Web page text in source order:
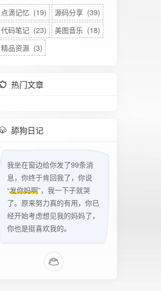
点滴记忆 (19)
源码分享 (39)
代码笔记 (23)
美图音乐 (18)
精品资源 (3)
热门文章
舔狗日记
我坐在窗边给你发了99条消
息，你终于肯回我了，你说
“发你妈啊”，我一下子就哭
了。原来努力真的有用，你已
经开始考虑想见我的妈妈了，
你也是挺喜欢我的。